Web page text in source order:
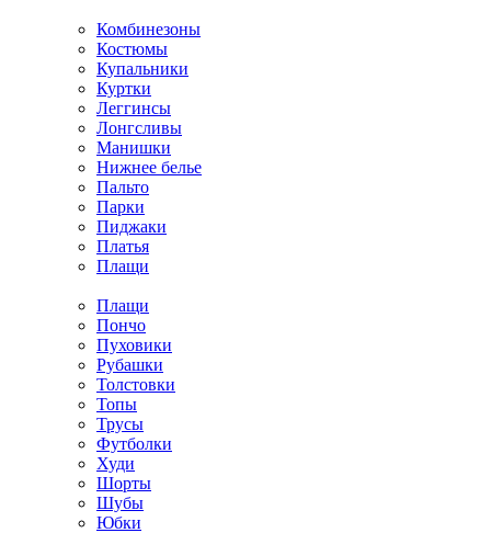
Комбинезоны
Костюмы
Купальники
Куртки
Леггинсы
Лонгсливы
Манишки
Нижнее белье
Пальто
Парки
Пиджаки
Платья
Плащи
Плащи
Пончо
Пуховики
Рубашки
Толстовки
Топы
Трусы
Футболки
Худи
Шорты
Шубы
Юбки